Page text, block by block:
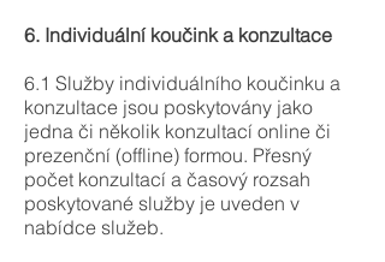
6. Individuální koučink a konzultace
6.1 Služby individuálního koučinku a
konzultace jsou poskytovány jako
jedna či několik konzultací online či
prezenční (offline) formou. Přesný
počet konzultací a časový rozsah
poskytované služby je uveden v
nabídce služeb.